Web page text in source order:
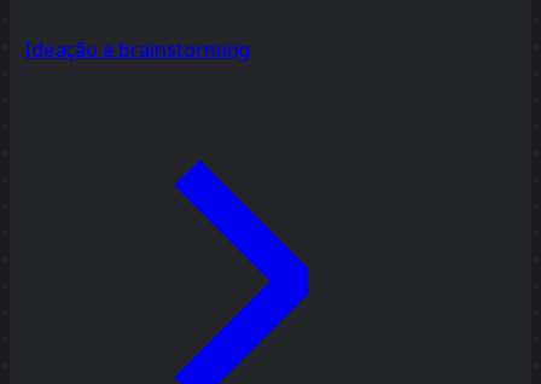
Ideação e brainstorming